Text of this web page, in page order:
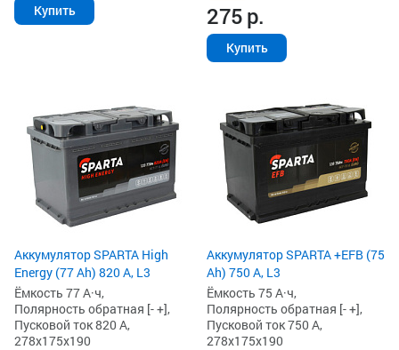
Купить 275р.
Купить
Аккумулятор SPARTA High
Energy (77 Ah) 820 А, L3
Ёмкость 77 А·ч,
Полярность обратная [- +],
Пусковой ток 820 А,
278x175x190
Аккумулятор SPARTA +EFB (75
Ah) 750 А, L3
Ёмкость 75 А·ч,
Полярность обратная [- +],
Пусковой ток 750 А,
278x175x190